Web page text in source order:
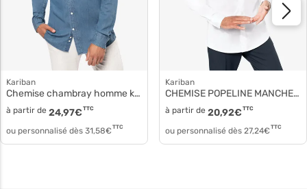
Kariban
Chemise chambray homme k512
à partir de 24,97€ TTC
ou personnalisé dès 31,58€ TTC
Kariban
CHEMISE POPELINE MANCHES LONGUES HOMME k513
à partir de 20,92€ TTC
ou personnalisé dès 27,24€ TTC